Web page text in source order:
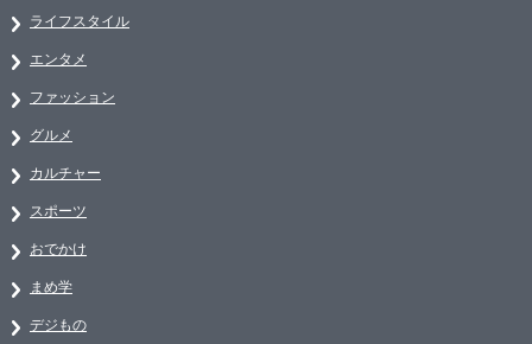
ライフスタイル
エンタメ
ファッション
グルメ
カルチャー
スポーツ
おでかけ
まめ学
デジもの